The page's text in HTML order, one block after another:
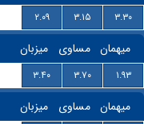
۲.۰۹ ۳.۱۵
۳.۳۰
میزبان مساوی میهمان
۳.۴۰ ۳.۷۰
۱.۹۳
میزبان مساوی میهمان